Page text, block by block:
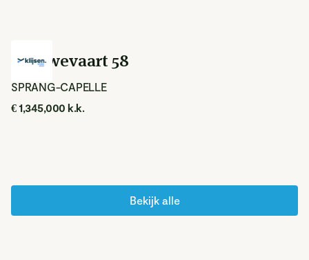
Nieuwevaart 58
SPRANG-CAPELLE
€ 1,345,000 k.k.
Bekijk alle